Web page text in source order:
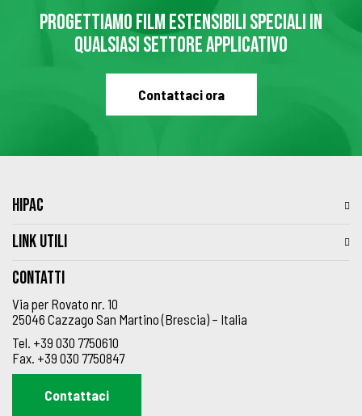
PROGETTIAMO FILM ESTENSIBILI SPECIALI IN
QUALSIASI SETTORE APPLICATIVO
Contattaci ora
HIPAC
LINK UTILI
Contatti
Via per Rovato nr. 10
25046 Cazzago San Martino (Brescia) – Italia
Tel. +39 030 7750610
Fax. +39 030 7750847
Contattaci